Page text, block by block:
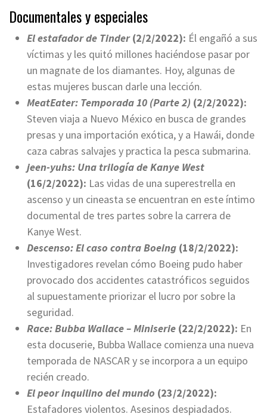
Documentales y especiales
El estafador de Tinder(2/2/2022): Él engañó a sus
víctimas y les quitó millones haciéndose pasar por
un magnate de los diamantes. Hoy, algunas de
estas mujeres buscan darle una lección.
MeatEater: Temporada 10 (Parte 2) (2/2/2022):
Steven viaja a Nuevo México en busca de grandes
presas y una importación exótica, y a Hawái, donde
caza cabras salvajes y practica la pesca submarina.
jeen-yuhs: Una trilogía de Kanye West
(16/2/2022): Las vidas de una superestrella en
ascenso y un cineasta se encuentran en este íntimo
documental de tres partes sobre la carrera de
Kanye West.
Descenso: El caso contra Boeing (18/2/2022):
Investigadores revelan cómo Boeing pudo haber
provocado dos accidentes catastróficos seguidos
al supuestamente priorizar el lucro por sobre la
seguridad.
Race: Bubba Wallace – Miniserie (22/2/2022): En
esta docuserie, Bubba Wallace comienza una nueva
temporada de NASCAR y se incorpora a un equipo
recién creado.
El peor inquilino del mundo (23/2/2022):
Estafadores violentos. Asesinos despiadados.